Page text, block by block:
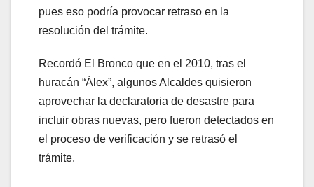
pues eso podría provocar retraso en la
resolución del trámite.
Recordó El Bronco que en el 2010, tras el
huracán “Álex”, algunos Alcaldes quisieron
aprovechar la declaratoria de desastre para
incluir obras nuevas, pero fueron detectados en
el proceso de verificación y se retrasó el
trámite.